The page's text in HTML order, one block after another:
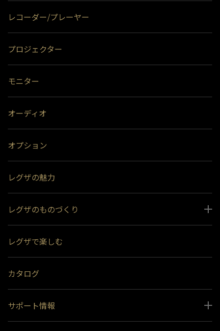
レコーダー/プレーヤー
プロジェクター
モニター
オーディオ
オプション
レグザの魅力
レグザのものづくり
スペシャルコンテンツ
受賞履歴
レグザで楽しむ
カタログ
サポート情報
取扱説明書ダウンロード